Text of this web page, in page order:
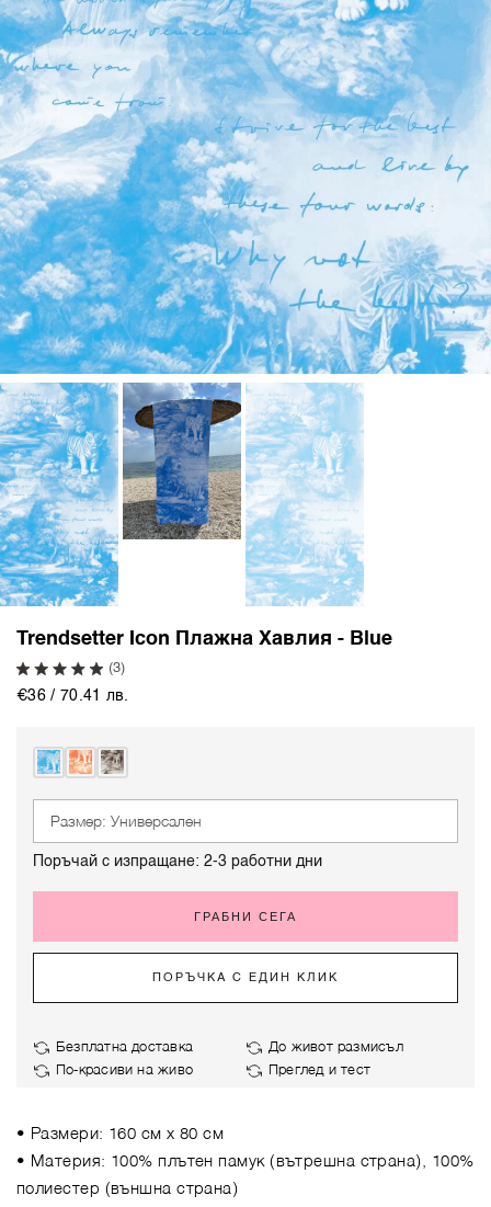
Trendsetter Icon Плажна Хавлия - Blue
(3)
€36 / 70.41 лв.
Размер: Универсален
Поръчай с изпращане: 2-3 работни дни
ГРАБНИ СЕГА
ПОРЪЧКА С ЕДИН КЛИК
Безплатна доставка
До живот размисъл
По-красиви на живо
Преглед и тест
• Размери: 160 см х 80 см
• Материя: 100% плътен памук (вътрешна страна), 100%
полиестер (външна страна)